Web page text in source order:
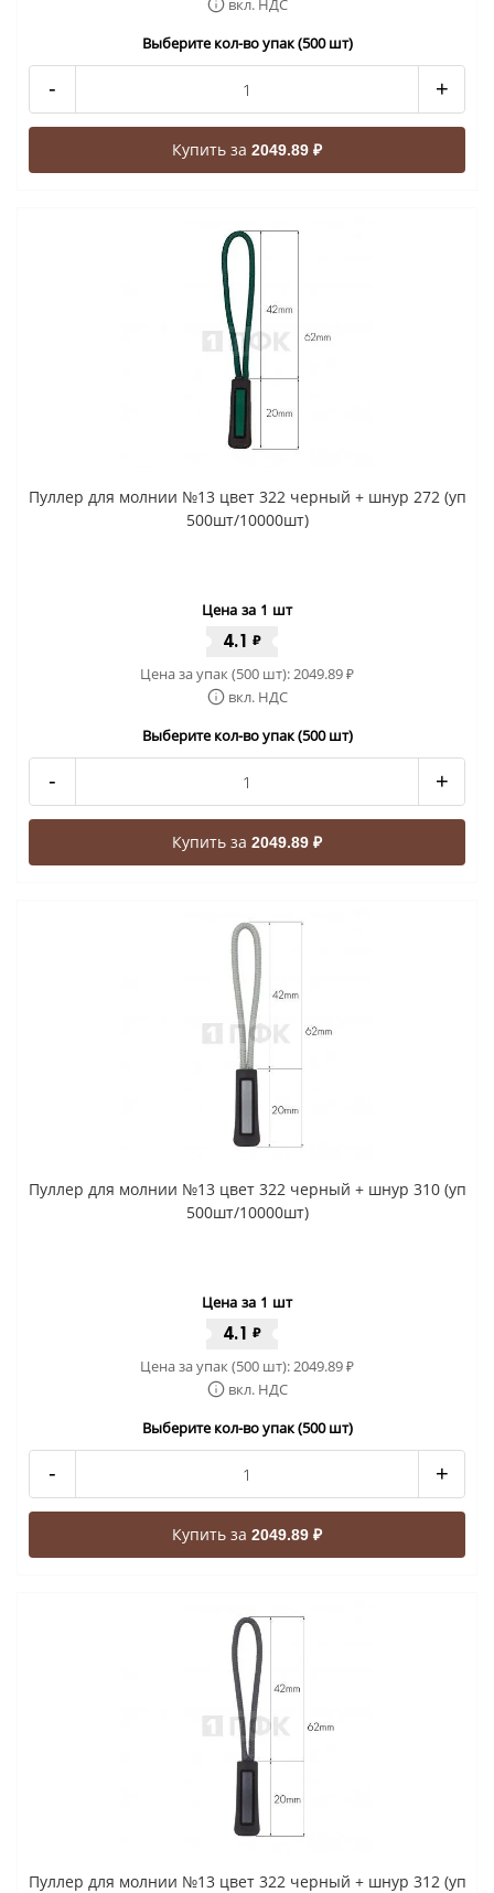
вкл. НДС
Выберите кол-во упак (500 шт)
- +
Купить за 2049.89 ₽
Пуллер для молнии №13 цвет 322 черный + шнур 272 (уп
500шт/10000шт)
Цена за 1 шт
4.1 ₽
Цена за упак (500 шт):2049.89₽
вкл. НДС
Выберите кол-во упак (500 шт)
- +
Купить за 2049.89 ₽
Пуллер для молнии №13 цвет 322 черный + шнур 310 (уп
500шт/10000шт)
Цена за 1 шт
4.1 ₽
Цена за упак (500 шт):2049.89₽
вкл. НДС
Выберите кол-во упак (500 шт)
- +
Купить за 2049.89 ₽
Пуллер для молнии №13 цвет 322 черный + шнур 312 (уп